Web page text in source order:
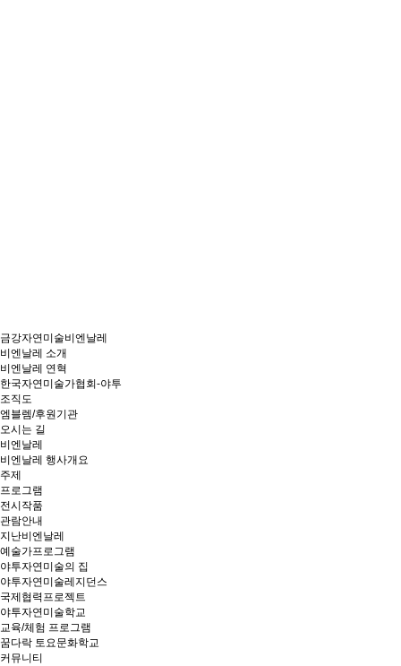
금강자연미술비엔날레
비엔날레 소개
비엔날레 연혁
한국자연미술가협회-야투
조직도
엠블렘/후원기관
오시는 길
비엔날레
비엔날레 행사개요
주제
프로그램
전시작품
관람안내
지난비엔날레
예술가프로그램
야투자연미술의 집
야투자연미술레지던스
국제협력프로젝트
야투자연미술학교
교육/체험 프로그램
꿈다락 토요문화학교
커뮤니티